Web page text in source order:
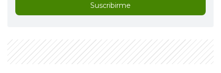
Suscribirme